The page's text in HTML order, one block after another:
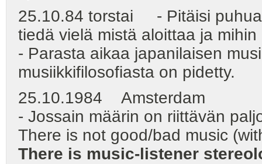
25.10.84 torstai - Pitäisi puhua
tiedä vielä mistä aloittaa ja
- Parasta aikaa japanilaisen
musiikkifilosofiasta on pidetty.
25.10.1984 Amsterdam
- Jossain määrin on riittävän
There is not good/bad music
There is music-listener